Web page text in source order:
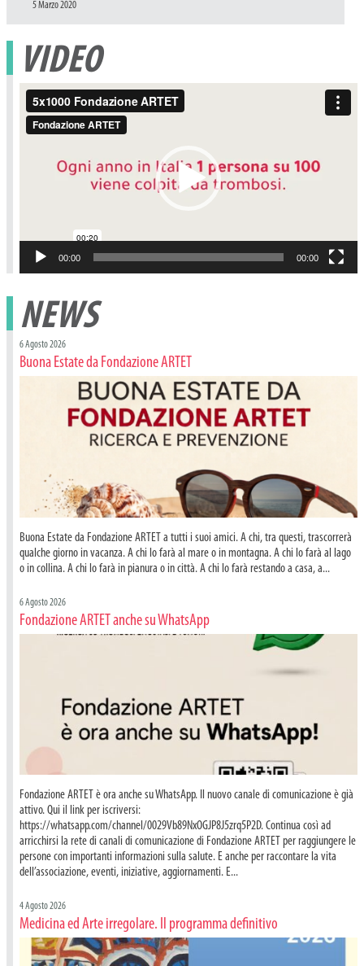
Pubblicato
5 Marzo 2020
VIDEO
Video
Player
00:00 00:00
NEWS
6 Agosto 2026
Buona Estate da Fondazione ARTET
Buona Estate da Fondazione ARTET a tutti i suoi amici. A chi, tra questi, trascorrerà
qualche giorno in vacanza. A chi lo farà al mare o in montagna. A chi lo farà al lago
o in collina. A chi lo farà in pianura o in città. A chi lo farà restando a casa, a...
6 Agosto 2026
Fondazione ARTET anche su WhatsApp
Fondazione ARTET è ora anche su WhatsApp. Il nuovo canale di comunicazione è già
attivo. Qui il link per iscriversi:
https://whatsapp.com/channel/0029Vb89NxOGJP8J5zrq5P2D. Continua così ad
arricchirsi la rete di canali di comunicazione di Fondazione ARTET per raggiungere le
persone con importanti informazioni sulla salute. E anche per raccontare la vita
dell’associazione, eventi, iniziative, aggiornamenti. E...
4 Agosto 2026
Medicina ed Arte irregolare. Il programma definitivo